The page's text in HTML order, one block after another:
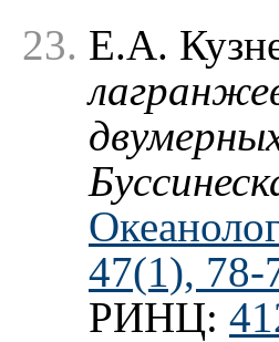
Е.А.
47(1), 78-
РИНЦ: